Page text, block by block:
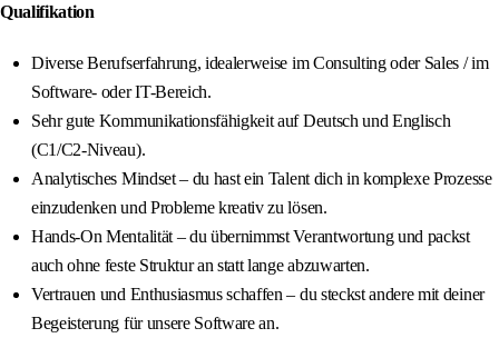
Qualifikation
Diverse Berufserfahrung, idealerweise im Consulting oder Sales / im
Software- oder IT-Bereich.
Sehr gute Kommunikationsfähigkeit auf Deutsch und Englisch
(C1/C2‑Niveau).
Analytisches Mindset – du hast ein Talent dich in komplexe Prozesse
einzudenken und Probleme kreativ zu lösen.
Hands‑On Mentalität – du übernimmst Verantwortung und packst
auch ohne feste Struktur an statt lange abzuwarten.
Vertrauen und Enthusiasmus schaffen – du steckst andere mit deiner
Begeisterung für unsere Software an.